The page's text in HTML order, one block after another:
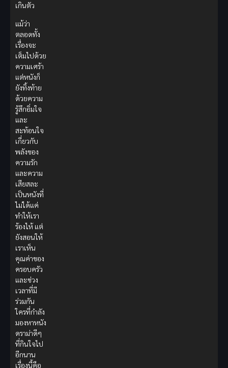
เกินตัว
แม้ว่า
ตลอดทั้ง
เรื่องจะ
เต็มไปด้วย
ความเศร้า
แต่หนังก็
ยังทิ้งท้าย
ด้วยความ
รู้สึกอิ่มใจ
และ
สะท้อนใจ
เกี่ยวกับ
พลังของ
ความรัก
และความ
เสียสละ
เป็นหนังที่
ไม่ได้แค่
ทำให้เรา
ร้องไห้ แต่
ยังสอนให้
เราเห็น
คุณค่าของ
ครอบครัว
และช่วง
เวลาที่มี
ร่วมกัน
ใครที่กำลัง
มองหาหนัง
ดราม่าดีๆ
ที่กินใจไป
อีกนาน
เรื่องนี้คือ